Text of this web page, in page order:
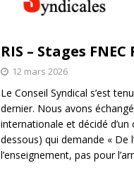
RIS – Stages FNEC
12 mars 2026
Le Conseil Syndical s’est
dernier. Nous avons
internationale et décidé
dessous) qui demande « De
l’enseignement, pas pour